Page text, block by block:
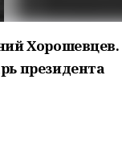
Хорошевцев.
президента